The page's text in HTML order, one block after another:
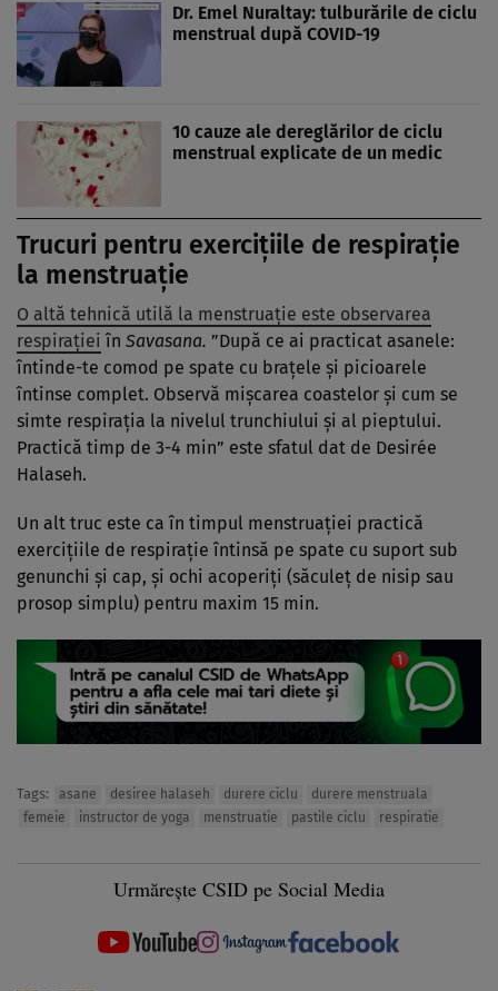
Dr. Emel Nuraltay: tulburările de ciclu
menstrual după COVID-19
10 cauze ale dereglărilor de ciclu
menstrual explicate de un medic
Trucuri pentru exercițiile de respirație
la menstruație
O altă tehnică utilă la menstruație este observarea
respirației în Savasana. ”După ce ai practicat asanele:
întinde-te comod pe spate cu brațele și picioarele
întinse complet. Observă mișcarea coastelor și cum se
simte respirația la nivelul trunchiului și al pieptului.
Practică timp de 3-4 min” este sfatul dat de Desirée
Halaseh.
Un alt truc este ca în timpul menstruației practică
exercițiile de respirație întinsă pe spate cu suport sub
genunchi și cap, și ochi acoperiți (săculeț de nisip sau
prosop simplu) pentru maxim 15 min.
Tags: asane desiree halaseh durere ciclu
durere menstruala
femeie
instructor de yoga menstruatie pastile ciclu respiratie
Urmărește CSID pe Social Media